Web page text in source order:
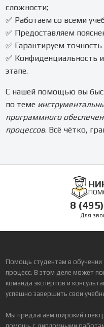
сложности;
✅ Работаем со всеми
✅ Предоставляем
✅ Гарантируем
✅ Конфиденциальность
этапе.
С нашей помощью вы
по теме
программного
процессов. Всё чётко,
8
Для
Помощь студентам в
процесс. В этом деле может
команда экспертов и
успешно завершить свои
Мы предлагаем широкий